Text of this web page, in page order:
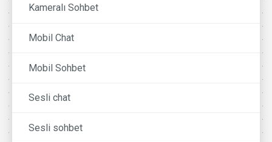
Kameralı Sohbet
Mobil Chat
Mobil Sohbet
Sesli chat
Sesli sohbet